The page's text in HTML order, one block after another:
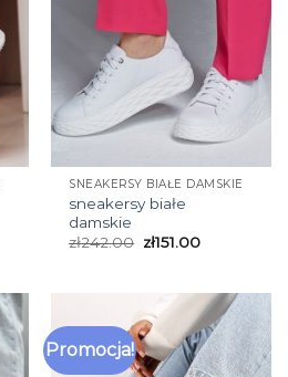
SNEAKERSY BIAŁE DAMSKIE
sneakersy białe
damskie
zł242.00 zł151.00
Promocja!